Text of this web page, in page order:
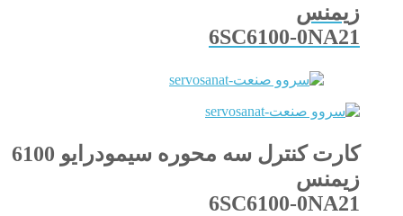
زیمنس
6SC6100-0NA21
کارت کنترل سه محوره سیمودرایو 6100
زیمنس
6SC6100-0NA21